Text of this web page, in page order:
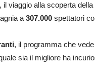
, il viaggio alla scoperta
a 307.000 spettatori
, il programma che
sia il migliore ha